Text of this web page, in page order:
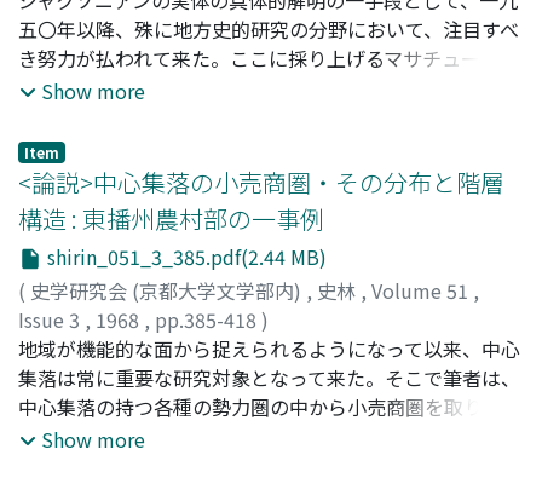
識なものであったが、倭王が遣使「朝貢」したので「宣
諭」の使節裴世満を派遣したのである。
五〇年以降、殊に地方史的研究の分野において、注目すべ
き努力が払われて来た。ここに採り上げるマサチューセッ
ツ州は、国内でも最初に産業革命という経済上の変化を経
かれていた。この地のジャクソニアンの運動が南部や西部
諸州のそれとは自ら異なった動きを示したのはむしろ当然
であった。本稿では、この運動の盛り上りをジャクソンよ
りはヴァン・ビューレンとの関連において捉らえ、その本
質を、高まりゆく産業主義の中に、いち早く既成陣営を固
めんとしたボストン・アソシエイツ等の特権的先行者に対
し、土着小資本を有するアグレリアンが、事業に関する機
会の均等を要求した運動として考えてみた。換言すれば、
それはシュレジンガー・Jrが考えたような都市労働者を主
体とした急進的な運動ではなく、むしろ独立宣言以来の古
典的民主主義の一変型であったと想定されるのである。
Show more
Item
<論説>中心集落の小売商圏・その分布と階層
構造 : 東播州農村部の一事例
shirin_051_3_385.pdf(2.44 MB)
( 史学研究会 (京都大学文学部内) , 史林 , Volume 51 ,
Issue 3 , 1968 , pp.385-418 )
須原, 芙士雄;Suhara, Fujio;スハラ, フジオ
地域が機能的な面から捉えられるようになって以来、中心
集落は常に重要な研究対象となって来た。そこで筆者は、
中心集落の持つ各種の勢力圏の中から小売商圏を取り上
げ、それについて、従来行われて来た市町村行政単位レベ
Show more